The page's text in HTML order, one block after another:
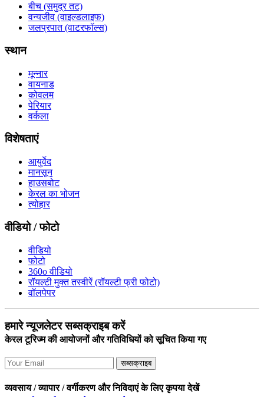
बीच (समुद्र तट)
वन्यजीव (वाइल्डलाइफ)
जलप्रपात (वाटरफॉल्स)
स्थान
मून्नार
वायनाड
कोवलम
पेरियार
वर्कला
विशेषताएं
आयुर्वेद
मानसून
हाउसबोट
केरल का भोजन
त्योहार
वीडियो / फोटो
वीडियो
फोटो
360o वीडियो
रॉयल्टी मुक्त तस्वीरें (रॉयल्टी फ्री फोटो)
वॉलपेपर
हमारे न्यूजलेटर सब्सक्राइब करें
केरल टूरिज्म की आयोजनों और गतिविधियों को सूचित किया गए
सब्सक्राइब
व्यवसाय / व्यापार / वर्गीकरण और निविदाएं के लिए कृपया देखें